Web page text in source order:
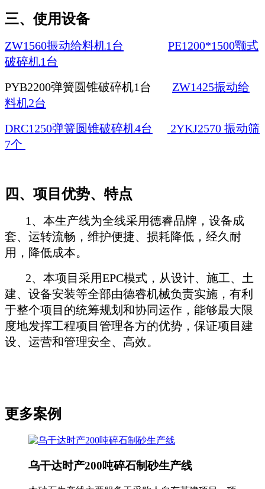
三、使用设备
ZW1560振动给料机1台
PE1200*1500颚式
破碎机1台
PYB2200弹簧圆锥破碎机1台 ZW1425振动给
料机2台
DRC1250弹簧圆锥破碎机4台
2YKJ2570 振动筛
7个
四、 项目优势、特点
1、本生产线为全线采用德睿品牌，设备成
套、运转流畅，维护便捷、损耗降低，经久耐
用，降低成本。
2、本项目采用EPC模式，从设计、施工、土
建、设备安装等全部由德睿机械负责实施，有利
于整个项目的统筹规划和协同运作，能够最大限
度地发挥工程项目管理各方的优势，保证项目建
设、运营和管理安全、高效。
更多案例
乌干达时产200吨碎石制砂生产线